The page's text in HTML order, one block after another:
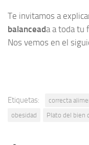
Te invitamos a
balanceada a toda tu
Nos vemos en el
Etiquetas: correcta
obesidad
Plato del bien